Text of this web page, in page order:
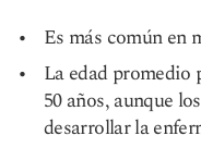
Es más común en
La edad promedio
50 años, aunque
desarrollar la